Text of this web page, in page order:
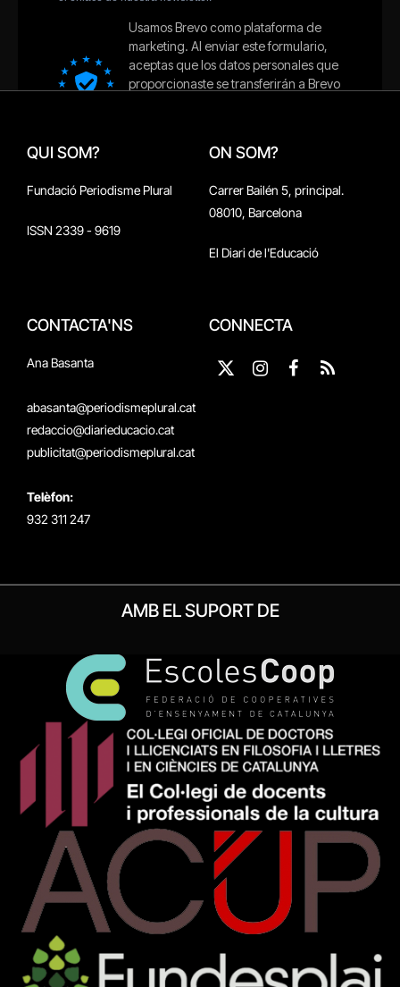
QUI SOM?
Fundació Periodisme Plural
ISSN 2339 - 9619
ON SOM?
Carrer Bailén 5, principal.
08010, Barcelona
El Diari de l'Educació
CONTACTA'NS
Ana Basanta
abasanta@periodismeplural.cat
redaccio@diarieducacio.cat
publicitat@periodismeplural.cat
Telèfon:
932 311 247
CONNECTA
X
Instagram
Facebook
RSS
AMB EL SUPORT DE